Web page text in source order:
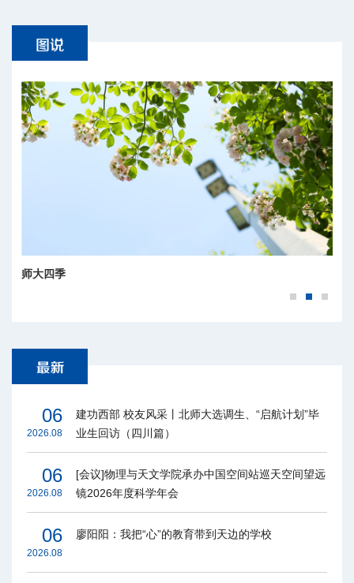
师大四季
06
2026.08
建功西部 校友风采丨北师大选调生、“启航计划”毕
业生回访（四川篇）
06
2026.08
[会议]物理与天文学院承办中国空间站巡天空间望远
镜2026年度科学年会
06
2026.08
廖阳阳：我把“心”的教育带到天边的学校